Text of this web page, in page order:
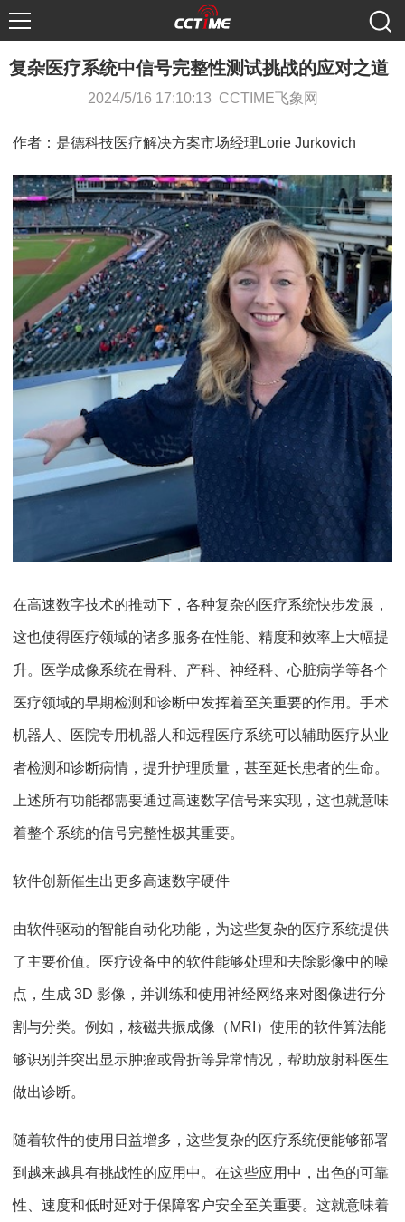
复杂医疗系统中信号完整性测试挑战的应对之道
2024/5/16 17:10:13 CCTIME飞象网
作者：是德科技医疗解决方案市场经理Lorie Jurkovich
在高速数字技术的推动下，各种复杂的医疗系统快步发展，
这也使得医疗领域的诸多服务在性能、精度和效率上大幅提
升。医学成像系统在骨科、产科、神经科、心脏病学等各个
医疗领域的早期检测和诊断中发挥着至关重要的作用。手术
机器人、医院专用机器人和远程医疗系统可以辅助医疗从业
者检测和诊断病情，提升护理质量，甚至延长患者的生命。
上述所有功能都需要通过高速数字信号来实现，这也就意味
着整个系统的信号完整性极其重要。
软件创新催生出更多高速数字硬件
由软件驱动的智能自动化功能，为这些复杂的医疗系统提供
了主要价值。医疗设备中的软件能够处理和去除影像中的噪
点，生成 3D 影像，并训练和使用神经网络来对图像进行分
割与分类。例如，核磁共振成像（MRI）使用的软件算法能
够识别并突出显示肿瘤或骨折等异常情况，帮助放射科医生
做出诊断。
随着软件的使用日益增多，这些复杂的医疗系统便能够部署
到越来越具有挑战性的应用中。在这些应用中，出色的可靠
性、速度和低时延对于保障客户安全至关重要。这就意味着